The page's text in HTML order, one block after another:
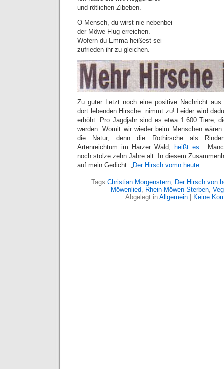
und rötlichen Zibeben.
O Mensch, du wirst nie nebenbei
der Möwe Flug erreichen.
Wofern du Emma heißest sei
zufrieden ihr zu gleichen.
Zu guter Letzt noch eine positive Nachricht
dort lebenden Hirsche nimmt zu! Leider wird
erhöht. Pro Jagdjahr sind es etwa 1.600 Tiere,
werden. Womit wir wieder beim Menschen
die Natur, denn die Rothirsche als
Artenreichtum im Harzer Wald,
heißt es.
noch stolze zehn Jahre alt. In diesem
auf mein Gedicht: „Der Hirsch vomn heute„.
Tags:Christian Morgenstern, Der Hirsch von
Möwenlied, Rhein-Möwen-Sterben,
Abgelegt in Allgemein Keine